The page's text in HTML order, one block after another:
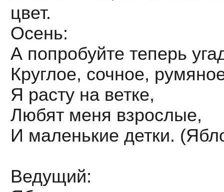
цвет.
Осень:
А попробуйте теперь
Круглое, сочное,
Я расту на ветке,
Любят меня взрослые,
И маленькие детки.
Ведущий: